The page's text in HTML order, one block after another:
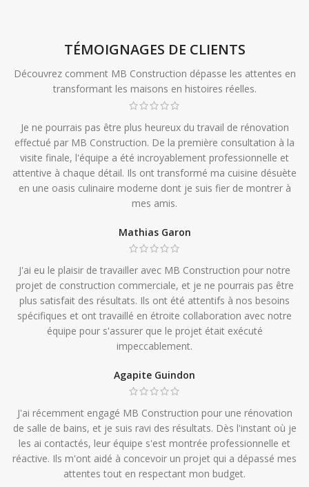
TÉMOIGNAGES DE CLIENTS
Découvrez comment MB Construction dépasse les attentes en
transformant les maisons en histoires réelles.
Je ne pourrais pas être plus heureux du travail de rénovation
effectué par MB Construction. De la première consultation à la
visite finale, l'équipe a été incroyablement professionnelle et
attentive à chaque détail. Ils ont transformé ma cuisine désuète
en une oasis culinaire moderne dont je suis fier de montrer à
mes amis.
Mathias Garon
J'ai eu le plaisir de travailler avec MB Construction pour notre
projet de construction commerciale, et je ne pourrais pas être
plus satisfait des résultats. Ils ont été attentifs à nos besoins
spécifiques et ont travaillé en étroite collaboration avec notre
équipe pour s'assurer que le projet était exécuté
impeccablement.
Agapite Guindon
J'ai récemment engagé MB Construction pour une rénovation
de salle de bains, et je suis ravi des résultats. Dès l'instant où je
les ai contactés, leur équipe s'est montrée professionnelle et
réactive. Ils m'ont aidé à concevoir un projet qui a dépassé mes
attentes tout en respectant mon budget.